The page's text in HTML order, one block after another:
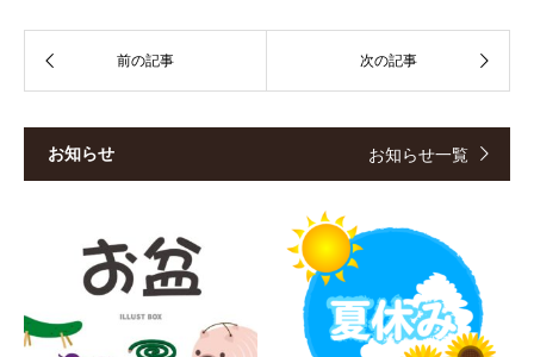
お知らせ お知らせ一覧